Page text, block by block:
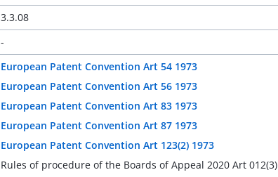
3.3.08
-
European Patent Convention Art 54 1973
European Patent Convention Art 56 1973
European Patent Convention Art 83 1973
European Patent Convention Art 87 1973
European Patent Convention Art 123(2) 1973
Rules of procedure of the Boards of Appeal 2020 Art 012(3)